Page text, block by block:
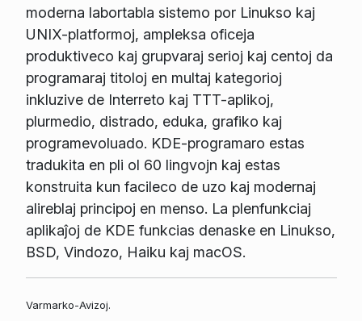
moderna labortabla sistemo por Linukso kaj
UNIX-platformoj, ampleksa oficeja
produktiveco kaj grupvaraj serioj kaj centoj da
programaraj titoloj en multaj kategorioj
inkluzive de Interreto kaj TTT-aplikoj,
plurmedio, distrado, eduka, grafiko kaj
programevoluado. KDE-programaro estas
tradukita en pli ol 60 lingvojn kaj estas
konstruita kun facileco de uzo kaj modernaj
alireblaj principoj en menso. La plenfunkciaj
aplikaĵoj de KDE funkcias denaske en Linukso,
BSD, Vindozo, Haiku kaj macOS.
Varmarko-Avizoj.